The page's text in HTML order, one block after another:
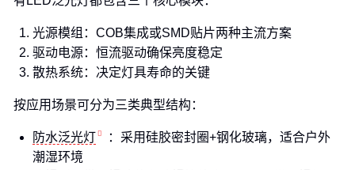
光源模组：COB集成或SMD贴片两种主流方案
驱动电源：恒流驱动确保亮度稳定
散热系统：决定灯具寿命的关键
按应用场景可分为三类典型结构：
防水泛光灯
：采用硅胶密封圈+钢化玻璃，适合户外
潮湿环境